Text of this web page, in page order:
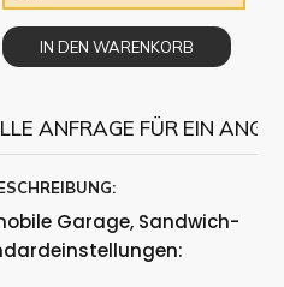
IN DEN WARENKORB
ANFRAGE FÜR EIN
Garage, Sandwich-